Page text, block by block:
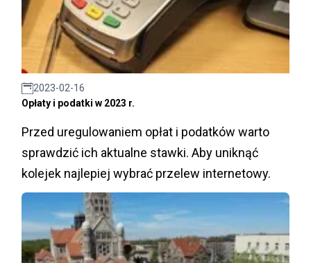
2023-02-16
Opłaty i podatki w 2023 r.
Przed uregulowaniem opłat i podatków warto
sprawdzić ich aktualne stawki. Aby uniknąć
kolejek najlepiej wybrać przelew internetowy.